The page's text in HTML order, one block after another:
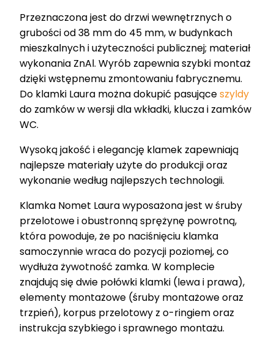
Przeznaczona jest do drzwi wewnętrznych o
grubości od 38 mm do 45 mm, w budynkach
mieszkalnych i użyteczności publicznej; materiał
wykonania ZnAl. Wyrób zapewnia szybki montaż
dzięki wstępnemu zmontowaniu fabrycznemu.
Do klamki Laura można dokupić pasująceszyldy
do zamków w wersji dla wkładki, klucza i zamków
WC.
Wysoką jakość i elegancję klamek zapewniają
najlepsze materiały użyte do produkcji oraz
wykonanie według najlepszych technologii.
Klamka Nomet Laura wyposażona jest w śruby
przelotowe i obustronną sprężynę powrotną,
która powoduje, że po naciśnięciu klamka
samoczynnie wraca do pozycji poziomej, co
wydłuża żywotność zamka. W komplecie
znajdują się dwie połówki klamki (lewa i prawa),
elementy montażowe (śruby montażowe oraz
trzpień), korpus przelotowy z o-ringiem oraz
instrukcja szybkiego i sprawnego montażu.